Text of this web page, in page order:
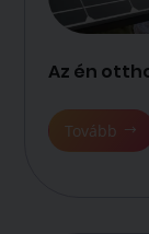
Az én
Tovább